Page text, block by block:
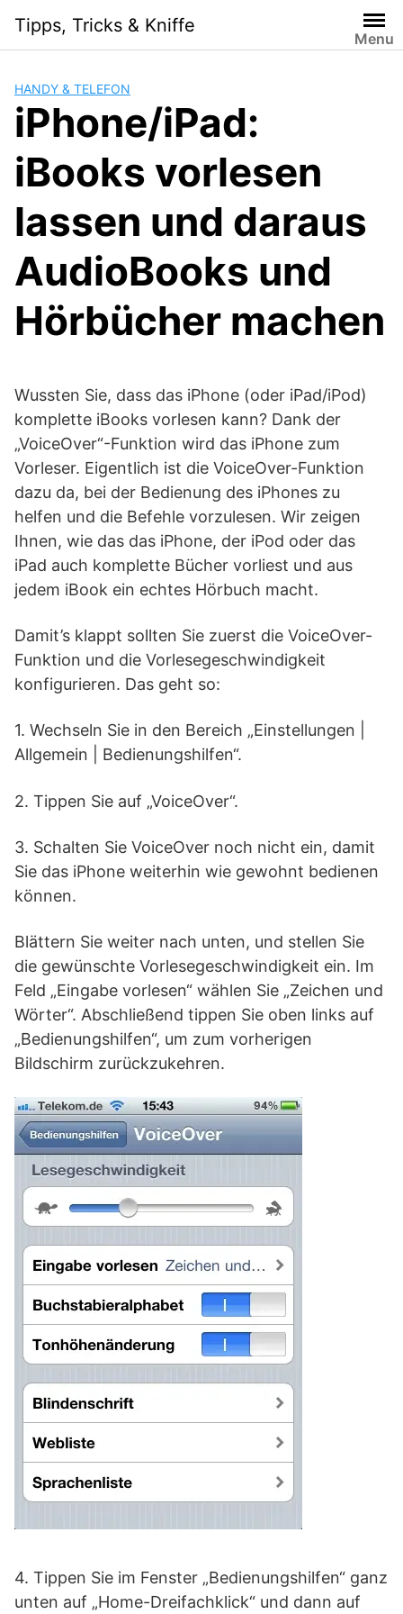
content
Tipps, Tricks & Kniffe
Menu
HANDY & TELEFON
iPhone/iPad:
iBooks vorlesen
lassen und daraus
AudioBooks und
Hörbücher machen
Wussten Sie, dass das iPhone (oder iPad/iPod)
komplette iBooks vorlesen kann? Dank der
„VoiceOver“-Funktion wird das iPhone zum
Vorleser. Eigentlich ist die VoiceOver-Funktion
dazu da, bei der Bedienung des iPhones zu
helfen und die Befehle vorzulesen. Wir zeigen
Ihnen, wie das das iPhone, der iPod oder das
iPad auch komplette Bücher vorliest und aus
jedem iBook ein echtes Hörbuch macht.
Damit’s klappt sollten Sie zuerst die VoiceOver-
Funktion und die Vorlesegeschwindigkeit
konfigurieren. Das geht so:
1. Wechseln Sie in den Bereich „Einstellungen |
Allgemein | Bedienungshilfen“.
2. Tippen Sie auf „VoiceOver“.
3. Schalten Sie VoiceOver noch nicht ein, damit
Sie das iPhone weiterhin wie gewohnt bedienen
können.
Blättern Sie weiter nach unten, und stellen Sie
die gewünschte Vorlesegeschwindigkeit ein. Im
Feld „Eingabe vorlesen“ wählen Sie „Zeichen und
Wörter“. Abschließend tippen Sie oben links auf
„Bedienungshilfen“, um zum vorherigen
Bildschirm zurückzukehren.
4. Tippen Sie im Fenster „Bedienungshilfen“ ganz
unten auf „Home-Dreifachklick“ und dann auf